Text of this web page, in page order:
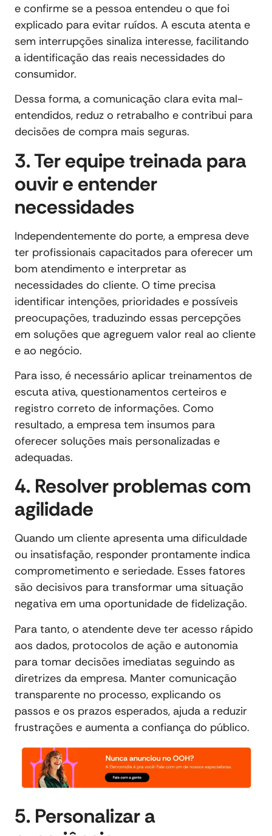
e confirme se a pessoa entendeu o que foi
explicado para evitar ruídos. A escuta atenta e
sem interrupções sinaliza interesse, facilitando
a identificação das reais necessidades do
consumidor.
Dessa forma, a comunicação clara evita mal-
entendidos, reduz o retrabalho e contribui para
decisões de compra mais seguras.
3. Ter equipe treinada para
ouvir e entender
necessidades
Independentemente do porte, a empresa deve
ter profissionais capacitados para oferecer um
bom atendimento e interpretar as
necessidades do cliente. O time precisa
identificar intenções, prioridades e possíveis
preocupações, traduzindo essas percepções
em soluções que agreguem valor real ao cliente
e ao negócio.
Para isso, é necessário aplicar treinamentos de
escuta ativa, questionamentos certeiros e
registro correto de informações. Como
resultado, a empresa tem insumos para
oferecer soluções mais personalizadas e
adequadas.
4. Resolver problemas com
agilidade
Quando um cliente apresenta uma dificuldade
ou insatisfação, responder prontamente indica
comprometimento e seriedade. Esses fatores
são decisivos para transformar uma situação
negativa em uma oportunidade de fidelização.
Para tanto, o atendente deve ter acesso rápido
aos dados, protocolos de ação e autonomia
para tomar decisões imediatas seguindo as
diretrizes da empresa. Manter comunicação
transparente no processo, explicando os
passos e os prazos esperados, ajuda a reduzir
frustrações e aumenta a confiança do público.
5. Personalizar a